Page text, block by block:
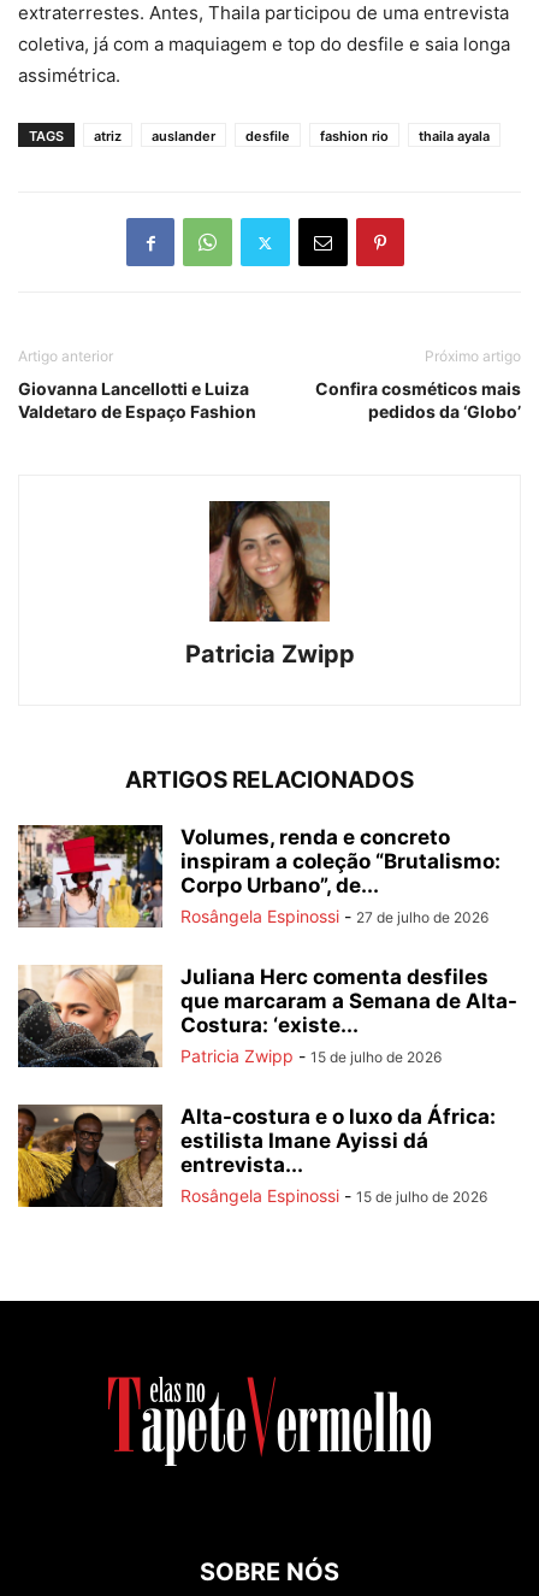
extraterrestes. Antes, Thaila participou de uma entrevista
coletiva, já com a maquiagem e top do desfile e saia longa
assimétrica.
TAGS atriz auslander desfile fashion rio thaila ayala
Artigo anterior
Giovanna Lancellotti e Luiza
Valdetaro de Espaço Fashion
Próximo artigo
Confira cosméticos mais
pedidos da ‘Globo’
Patricia Zwipp
ARTIGOS RELACIONADOS
Volumes, renda e concreto
inspiram a coleção “Brutalismo:
Corpo Urbano”, de...
Rosângela Espinossi - 27 de julho de 2026
Juliana Herc comenta desfiles
que marcaram a Semana de Alta-
Costura: ‘existe...
Patricia Zwipp - 15 de julho de 2026
Alta-costura e o luxo da África:
estilista Imane Ayissi dá
entrevista...
Rosângela Espinossi - 15 de julho de 2026
SOBRE NÓS